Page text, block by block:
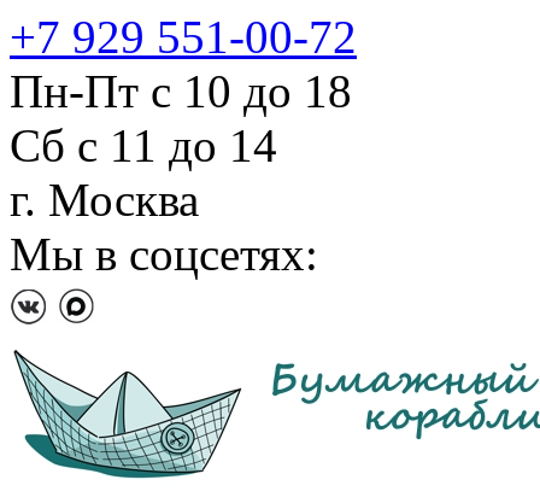
+7 929 551-00-72
Пн-Пт с 10 до 18
Сб с 11 до 14
г. Москва
Мы в соцсетях: